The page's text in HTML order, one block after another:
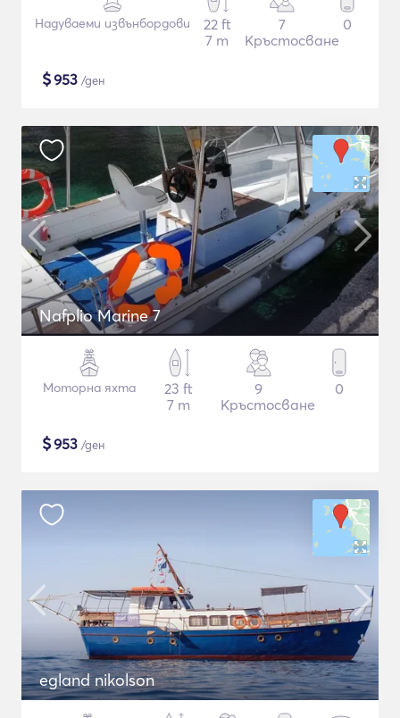
Надуваеми извънбордови
22 ft
7 m
7
Кръстосване
0
$953 /ден
Nafplio Marine 7
Моторна яхта
23 ft
7 m
9
Кръстосване
0
$953 /ден
egland nikolson